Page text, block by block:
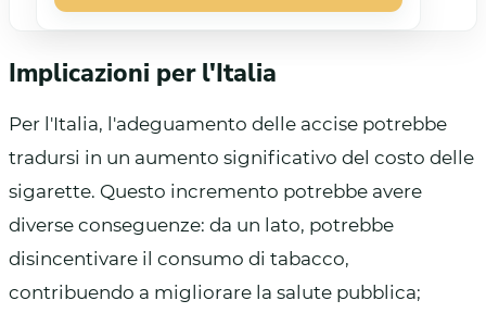
Implicazioni per l'Italia
Per l'Italia, l'adeguamento delle accise potrebbe
tradursi in un aumento significativo del costo delle
sigarette. Questo incremento potrebbe avere
diverse conseguenze: da un lato, potrebbe
disincentivare il consumo di tabacco,
contribuendo a migliorare la salute pubblica;